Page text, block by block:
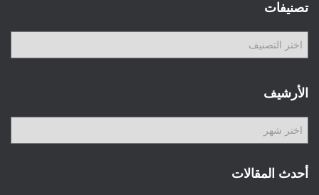
ع
ن
تصنيفات
ي
ف
ا
ت
الأرشيف
رأحدث المقالات